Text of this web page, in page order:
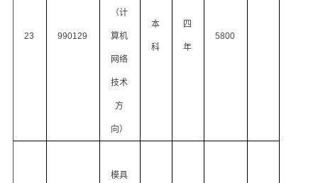
23 990129
（计
算机
网络
技术
方
向）
本
科
四
年
5800
模具